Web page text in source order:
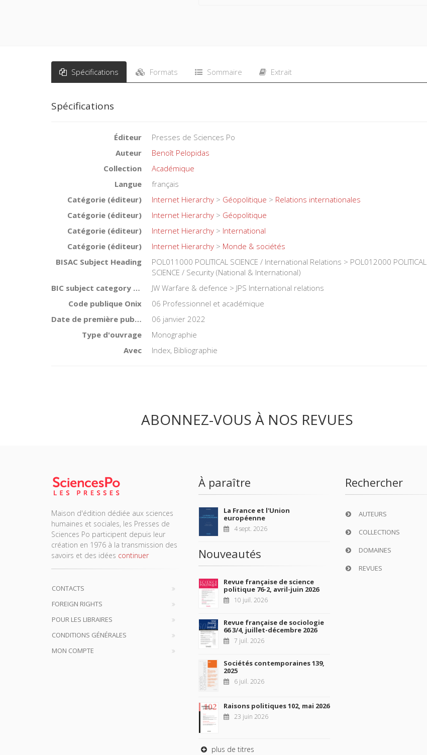
Spécifications Formats Sommaire Extrait
Spécifications
Éditeur
Presses de Sciences Po
Auteur
Benoît Pelopidas
Collection
Académique
Langue
français
Catégorie (éditeur)
Internet Hierarchy > Géopolitique > Relations internationales
Catégorie (éditeur)
Internet Hierarchy > Géopolitique
Catégorie (éditeur)
Internet Hierarchy > International
Catégorie (éditeur)
Internet Hierarchy > Monde & sociétés
BISAC Subject Heading
POL011000 POLITICAL SCIENCE / International Relations > POL012000 POLITICAL
SCIENCE / Security (National & International)
BIC subject category (UK)
JW Warfare & defence > JPS International relations
Code publique Onix
06 Professionnel et académique
Date de première publication du titre
06 janvier 2022
Type d'ouvrage
Monographie
Avec
Index, Bibliographie
ABONNEZ-VOUS À NOS REVUES
Maison d'édition dédiée aux sciences
humaines et sociales, les Presses de
Sciences Po participent depuis leur
création en 1976 à la transmission des
savoirs et des idées continuer
CONTACTS
FOREIGN RIGHTS
POUR LES LIBRAIRES
CONDITIONS GÉNÉRALES
MON COMPTE
À paraître
La France et l'Union
européenne
4 sept. 2026
Nouveautés
Revue française de science
politique 76-2, avril-juin 2026
10 juil. 2026
Revue française de sociologie
66 3/4, juillet-décembre 2026
7 juil. 2026
Sociétés contemporaines 139,
2025
6 juil. 2026
Raisons politiques 102, mai 2026
23 juin 2026
plus de titres
Rechercher
AUTEURS
COLLECTIONS
DOMAINES
REVUES